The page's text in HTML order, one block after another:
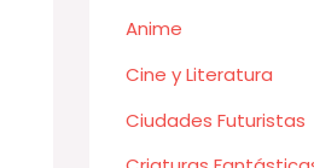
Anime
Cine y Literatura
Ciudades Futuristas